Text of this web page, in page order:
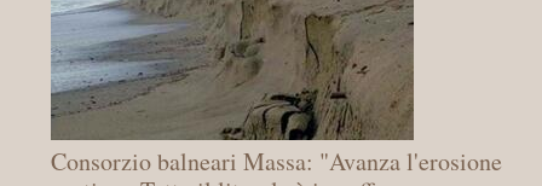
Consorzio balneari Massa: "Avanza l'erosione